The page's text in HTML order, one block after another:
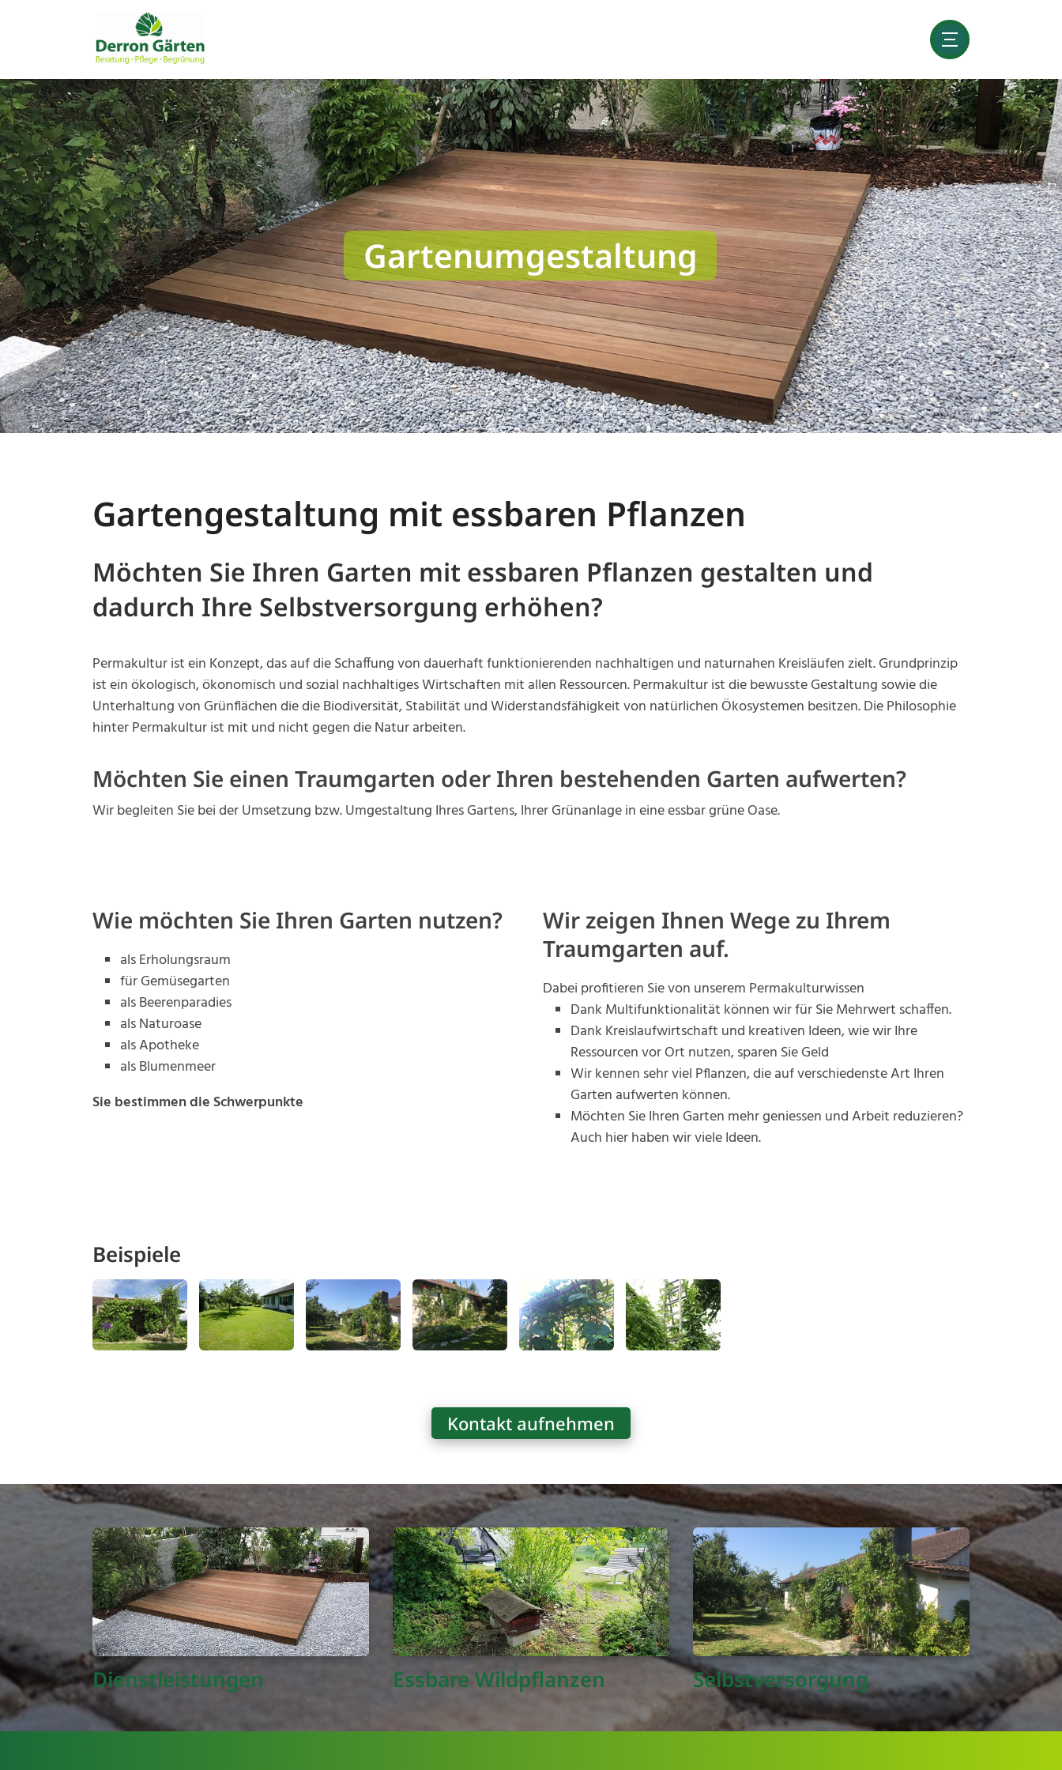
Gartenumgestaltung
Gartengestaltung mit essbaren Pflanzen
Möchten Sie Ihren Garten mit essbaren Pflanzen gestalten und
dadurch Ihre Selbstversorgung erhöhen?
Permakultur ist ein Konzept, das auf die Schaffung von dauerhaft funktionierenden nachhaltigen und naturnahen Kreisläufen zielt. Grundprinzip
ist ein ökologisch, ökonomisch und sozial nachhaltiges Wirtschaften mit allen Ressourcen. Permakultur ist die bewusste Gestaltung sowie die
Unterhaltung von Grünflächen die die Biodiversität, Stabilität und Widerstandsfähigkeit von natürlichen Ökosystemen besitzen. Die Philosophie
hinter Permakultur ist mit und nicht gegen die Natur arbeiten.
Möchten Sie einen Traumgarten oder Ihren bestehenden Garten aufwerten?
Wir begleiten Sie bei der Umsetzung bzw. Umgestaltung Ihres Gartens, Ihrer Grünanlage in eine essbar grüne Oase.
Wie möchten Sie Ihren Garten nutzen?
als Erholungsraum
für Gemüsegarten
als Beerenparadies
als Naturoase
als Apotheke
als Blumenmeer
Sie bestimmen die Schwerpunkte
Wir zeigen Ihnen Wege zu Ihrem
Traumgarten auf.
Dabei profitieren Sie von unserem Permakulturwissen
Dank Multifunktionalität können wir für Sie Mehrwert schaffen.
Dank Kreislaufwirtschaft und kreativen Ideen, wie wir Ihre
Ressourcen vor Ort nutzen, sparen Sie Geld
Wir kennen sehr viel Pflanzen, die auf verschiedenste Art Ihren
Garten aufwerten können.
Möchten Sie Ihren Garten mehr geniessen und Arbeit reduzieren?
Auch hier haben wir viele Ideen.
Beispiele
Kontakt aufnehmen
Dienstleistungen Essbare Wildpflanzen Selbstversorgung